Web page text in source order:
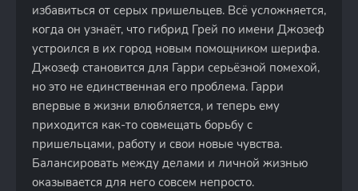
избавиться от серых пришельцев. Всё усложняется,
когда он узнаёт, что гибрид Грей по имени Джозеф
устроился в их город новым помощником шерифа.
Джозеф становится для Гарри серьёзной помехой,
но это не единственная его проблема. Гарри
впервые в жизни влюбляется, и теперь ему
приходится как-то совмещать борьбу с
пришельцами, работу и свои новые чувства.
Балансировать между делами и личной жизнью
оказывается для него совсем непросто.